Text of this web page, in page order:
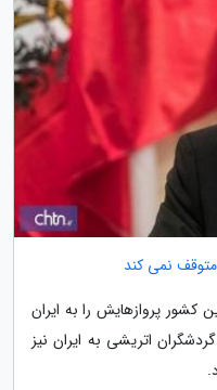
متوقف نمی کند
کشور پروازهایش را به ایران
اتریشی به ایران نیز